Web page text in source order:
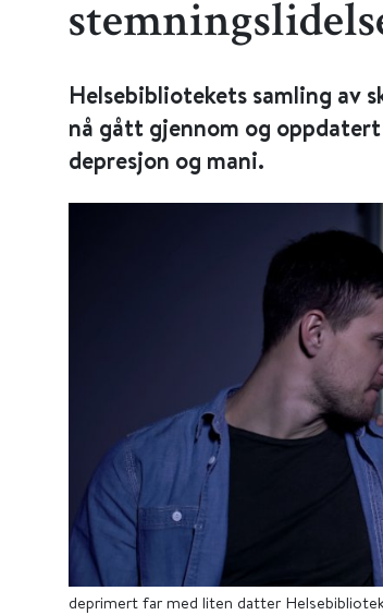
Helsebibliotekets samling av
nå gått gjennom og
depresjon og mani.
deprimert far med liten datter